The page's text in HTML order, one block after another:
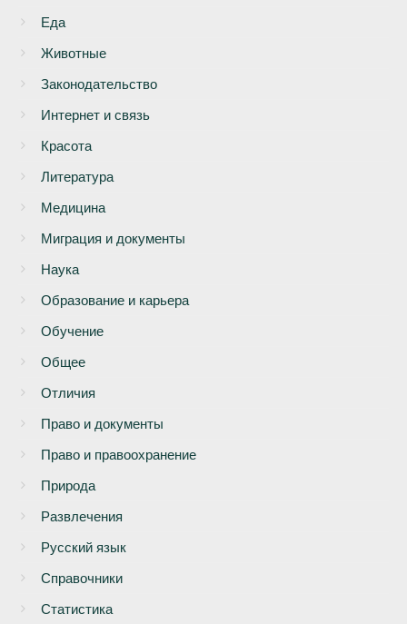
Еда
Животные
Законодательство
Интернет и связь
Красота
Литература
Медицина
Миграция и документы
Наука
Образование и карьера
Обучение
Общее
Отличия
Право и документы
Право и правоохранение
Природа
Развлечения
Русский язык
Справочники
Статистика